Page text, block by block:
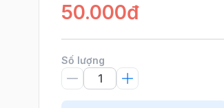
50.000đ
Số lượng